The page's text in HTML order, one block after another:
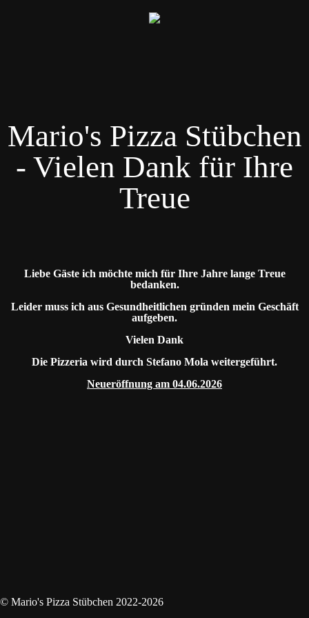
Mario's Pizza Stübchen
- Vielen Dank für Ihre
Treue
Liebe Gäste ich möchte mich für Ihre Jahre lange Treue
bedanken.
Leider muss ich aus Gesundheitlichen gründen mein Geschäft
aufgeben.
Vielen Dank
Die Pizzeria wird durch Stefano Mola weitergeführt.
Neueröffnung am 04.06.2026
© Mario's Pizza Stübchen 2022-2026